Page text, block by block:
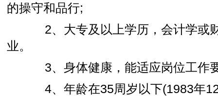
的操守和品行;
2、大专及以上学历，会计学或
业。
3、身体健康，能适应岗位工作
4、年龄在35周岁以下(1983年12